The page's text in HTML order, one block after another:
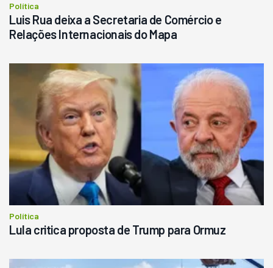
Política
Luis Rua deixa a Secretaria de Comércio e
Relações Internacionais do Mapa
Política
Lula critica proposta de Trump para Ormuz